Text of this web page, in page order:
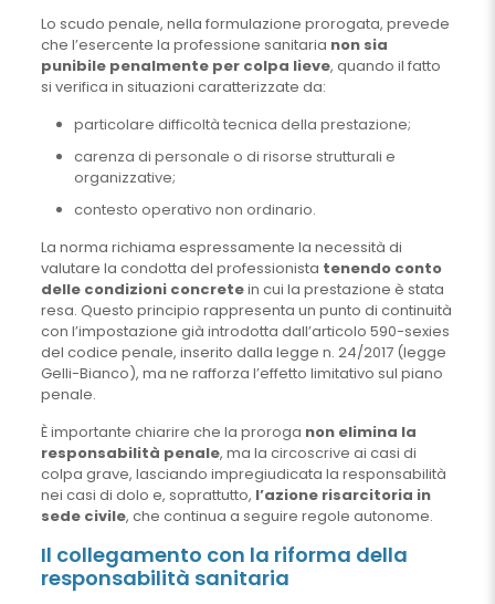
Lo scudo penale, nella formulazione prorogata, prevede
che l’esercente la professione sanitaria non sia
punibile penalmente per colpa lieve, quando il fatto
si verifica in situazioni caratterizzate da:
particolare difficoltà tecnica della prestazione;
carenza di personale o di risorse strutturali e
organizzative;
contesto operativo non ordinario.
La norma richiama espressamente la necessità di
valutare la condotta del professionista tenendo conto
delle condizioni concretein cui la prestazione è stata
resa. Questo principio rappresenta un punto di continuità
con l’impostazione già introdotta dall’articolo 590-sexies
del codice penale, inserito dalla legge n. 24/2017 (legge
Gelli-Bianco), ma ne rafforza l’effetto limitativo sul piano
penale.
È importante chiarire che la proroga non elimina la
responsabilità penale, ma la circoscrive ai casi di
colpa grave, lasciando impregiudicata la responsabilità
nei casi di dolo e, soprattutto, l’azione risarcitoria in
sede civile, che continua a seguire regole autonome.
Il collegamento con la riforma della
responsabilità sanitaria